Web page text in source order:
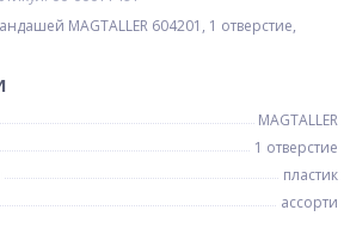
MAGTALLER 604201, 1 отверстие,
MAGTALLER
1 отверстие
пластик
ассорти